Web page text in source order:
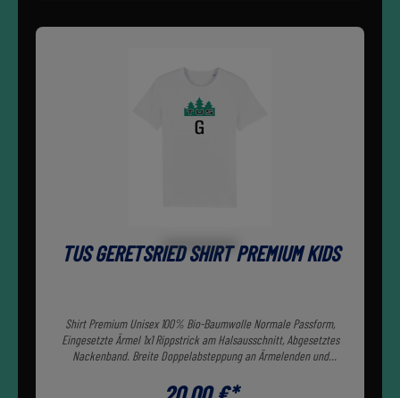
TUS GERETSRIED SHIRT PREMIUM KIDS
Shirt Premium Unisex 100% Bio-Baumwolle Normale Passform,
Eingesetzte Ärmel 1x1 Rippstrick am Halsausschnitt, Abgesetztes
Nackenband. Breite Doppelabsteppung an Ärmelenden und